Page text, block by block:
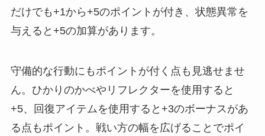
だけでも+1から+5のポイントが付き、状態異常を
与えると+5の加算があります。
守備的な行動にもポイントが付く点も見逃せませ
ん。ひかりのかべやリフレクターを使用すると
+5、回復アイテムを使用すると+3のボーナスがあ
る点もポイント。戦い方の幅を広げることでポイ